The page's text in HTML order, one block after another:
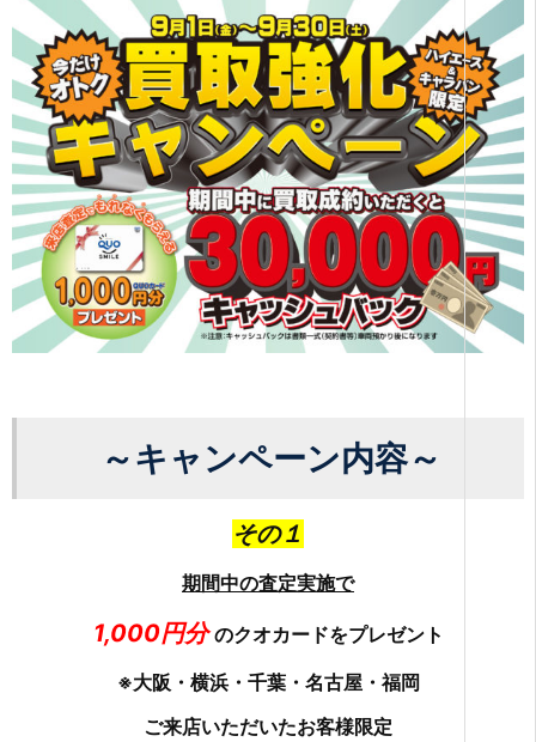
～キャンペーン内容～
その１
期間中の査定実施で
1,000円分のクオカードをプレゼント
※大阪・横浜・千葉・名古屋・福岡
ご来店いただいたお客様限定